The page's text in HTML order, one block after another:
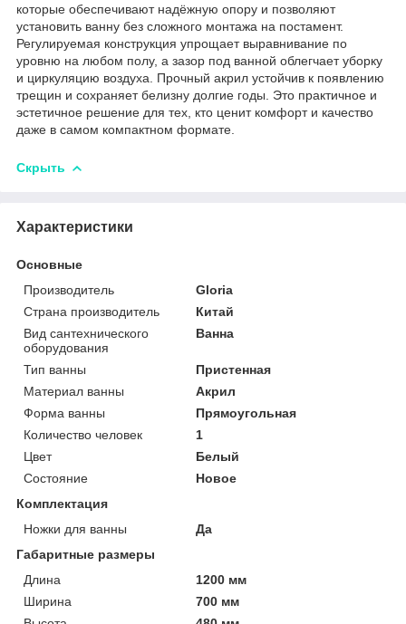
которые обеспечивают надёжную опору и позволяют
установить ванну без сложного монтажа на постамент.
Регулируемая конструкция упрощает выравнивание по
уровню на любом полу, а зазор под ванной облегчает уборку
и циркуляцию воздуха. Прочный акрил устойчив к появлению
трещин и сохраняет белизну долгие годы. Это практичное и
эстетичное решение для тех, кто ценит комфорт и качество
даже в самом компактном формате.
Скрыть
Характеристики
Основные
Производитель
Gloria
Страна производитель
Китай
Вид сантехнического
оборудования
Ванна
Тип ванны
Пристенная
Материал ванны
Акрил
Форма ванны
Прямоугольная
Количество человек
1
Цвет
Белый
Состояние
Новое
Комплектация
Ножки для ванны
Да
Габаритные размеры
Длина
1200 мм
Ширина
700 мм